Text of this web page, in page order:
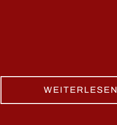
WEITERLESEN